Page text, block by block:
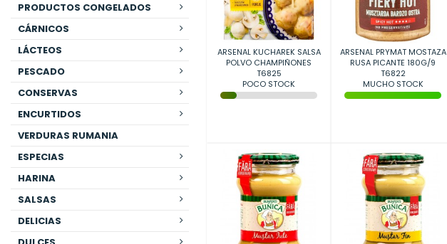
PRODUCTOS CONGELADOS
CÁRNICOS
LÁCTEOS
PESCADO
CONSERVAS
ENCURTIDOS
VERDURAS RUMANIA
ESPECIAS
HARINA
SALSAS
DELICIAS
ARSENAL KUCHAREK SALSA
POLVO CHAMPIÑONES
28G/25
T6825
POCO STOCK
ARSENAL PRYMAT MOSTAZA
RUSA PICANTE 180G/9
T6822
MUCHO STOCK